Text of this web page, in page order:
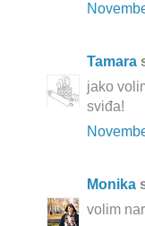
Tamara
jako
sviđa!
Monika
volim